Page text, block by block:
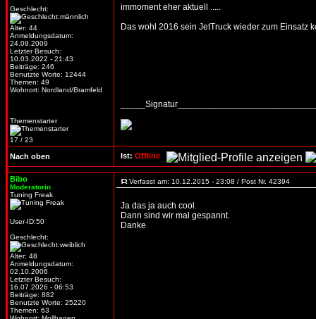
Geschlecht:
Alter: 44
Anmeldungsdatum:
24.09.2009
Letzter Besuch:
10.03.2022 - 21:43
Beiträge: 246
Benutzte Worte: 12444
Themen: 49
Wohnort: Nordland/Bramfeld
Themenstarter
17 / 23
immoment eher aktuell .....
Das wohl 2016 sein JetTruck wieder zum Einsatz
Nach oben Ist: Offline
Bibo
Moderatorin
Tuning Freak
User-ID:50
Geschlecht:
Alter: 48
Anmeldungsdatum:
02.10.2006
Letzter Besuch:
16.07.2026 - 06:53
Beiträge: 882
Benutzte Worte: 25220
Themen: 63
Verfasst am: 10.12.2015 - 23:08 / Post Nr. 42394
Ja das ja auch cool.
Dann sind wir mal gespannt.
Danke